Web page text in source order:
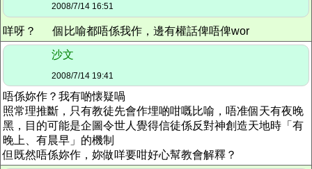
2008/7/14 16:51
咩呀？
個比喻都唔係我作，邊有權話俾唔俾wor
沙文
2008/7/14 19:41
唔係妳作？我有啲懐疑喎
照常理推斷，只有教徒先會作埋啲咁嘅比喻，唔准個天有夜晚
黑，目的可能是企圖令世人覺得信徒係反對神創造天地時「有
晚上、有晨早」的機制
但既然唔係妳作，妳做咩要咁好心幫教會解釋？